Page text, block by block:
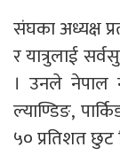
संघका अध्यक्ष
र यात्रुलाई
। उनले नेपाल
ल्याण्डिङ,
५० प्रतिशत